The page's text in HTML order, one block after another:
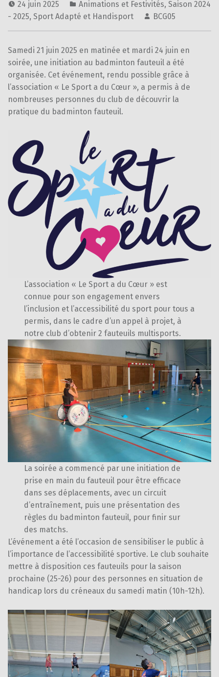
24 juin 2025 Animations et Festivités, Saison 2024
- 2025, Sport Adapté et Handisport BCG05
Samedi 21 juin 2025 en matinée et mardi 24 juin en
soirée, une initiation au badminton fauteuil a été
organisée. Cet événement, rendu possible grâce à
l’association « Le Sport a du Cœur », a permis à de
nombreuses personnes du club de découvrir la
pratique du badminton fauteuil.
L’association « Le Sport a du Cœur » est
connue pour son engagement envers
l’inclusion et l’accessibilité du sport pour tous a
permis, dans le cadre d’un appel à projet, à
notre club d’obtenir 2 fauteuils multisports.
La soirée a commencé par une initiation de
prise en main du fauteuil pour être efficace
dans ses déplacements, avec un circuit
d’entraînement, puis une présentation des
règles du badminton fauteuil, pour finir sur
des matchs.
L’événement a été l’occasion de sensibiliser le public à
l’importance de l’accessibilité sportive. Le club souhaite
mettre à disposition ces fauteuils pour la saison
prochaine (25-26) pour des personnes en situation de
handicap lors du créneaux du samedi matin (10h-12h).